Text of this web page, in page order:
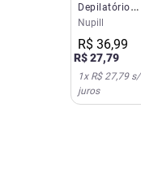
Depilatório
Nupill Pernas
E Virilha 100g
Nupill
R$ 36,99
R$27,79
1x R$ 27,79s/
juros